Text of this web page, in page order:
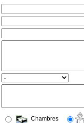
Chambres